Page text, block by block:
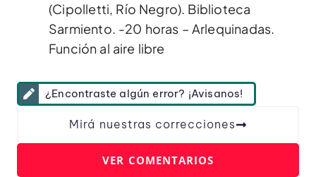
(Cipolletti, Río Negro). Biblioteca
Sarmiento. -20 horas – Arlequinadas.
Función al aire libre
¿Encontraste algún error? ¡Avisanos!
Mirá nuestras correcciones
VER COMENTARIOS